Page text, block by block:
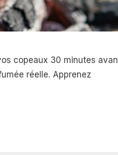
copeaux 30 minutes
réelle. Apprenez